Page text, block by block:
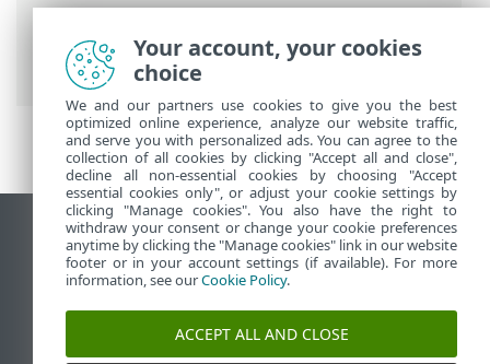
ESET Online pomocník>ESET Endpoint
Antivirus
>Používanie programu ESET
Endpoint Antivirus
Nástroje
Zobraziť stránku ako na počítači
End of Life
Databáza znalostí ESET
ESET Fórum
ESET Status Portal
Your account, your cookies
choice
We and our partners use cookies to give you the best
optimized online experience, analyze our website traffic,
and serve you with personalized ads. You can agree to the
collection of all cookies by clicking "Accept all and close",
decline all non-essential cookies by choosing "Accept
essential cookies only", or adjust your cookie settings by
clicking "Manage cookies". You also have the right to
withdraw your consent or change your cookie preferences
anytime by clicking the "Manage cookies" link in our website
footer or in your account settings (if available). For more
information, see ourCookie Policy.
ACCEPT ALL AND CLOSE